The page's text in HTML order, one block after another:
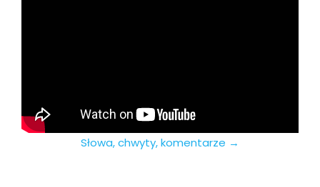
Słowa, chwyty, komentarze →